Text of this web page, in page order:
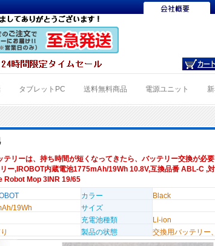
タブレットPC 送料無料商品 電源ユニット
テリーは、持ち時間が短くなってきたら、バッテリー交換が必
ー,IROBOT内蔵電池1775mAh/19Wh 10.8V,互換品番 ABL-C ,
Robot Mop 3INR 19/65
カラー
Black
19Wh
サイズ
充電池種類
Li-ion
製品の状態 交換用バッテリー